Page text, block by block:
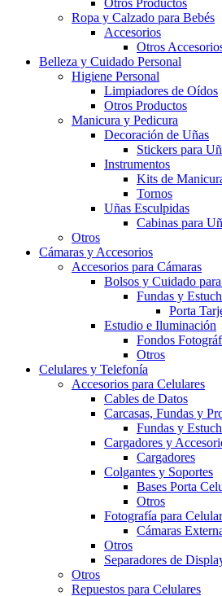
Otros Productos
Ropa y Calzado para Bebés
Accesorios
Otros
Belleza y Cuidado Personal
Higiene Personal
Limpiadores de Oídos
Otros Productos
Manicura y Pedicura
Decoración de Uñas
Stickers para
Instrumentos
Kits de
Tornos
Uñas Esculpidas
Cabinas para
Otros
Cámaras y Accesorios
Accesorios para Cámaras
Bolsos y Cuidado
Fundas y
Porta
Estudio e Iluminación
Fondos
Otros
Celulares y Telefonía
Accesorios para Celulares
Cables de Datos
Carcasas, Fundas y
Fundas y
Cargadores y
Cargadores
Colgantes y Soportes
Bases Porta
Otros
Fotografía para
Cámaras
Otros
Separadores de
Otros
Repuestos para Celulares